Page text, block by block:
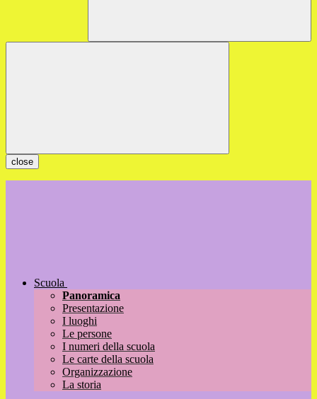
close
Scuola
Panoramica
Presentazione
I luoghi
Le persone
I numeri della scuola
Le carte della scuola
Organizzazione
La storia